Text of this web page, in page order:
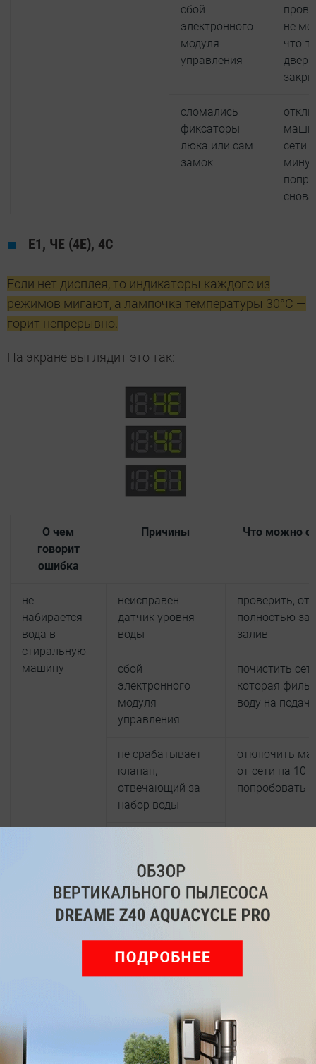
сбой
электронного
модуля
управления
не
что-
сломались
фиксаторы
люка или сам
замок
сети
снова
Е1, ЧЕ (4Е), 4С
Если нет дисплея, то индикаторы каждого из
режимов мигают, а лампочка температуры 30°С —
горит непрерывно.
На экране выглядит это так:
О чем
говорит
ошибка
Причины Что можно
не
набирается
вода в
стиральную
машину
неисправен
датчик уровня
воды
проверить,
полностью
залив
сбой
электронного
модуля
управления
почистить
которая
воду на подаче
не срабатывает
клапан,
отвечающий за
набор воды
отключить
от сети на 10
попробовать
на подачу воды
перекрыта вода
или вовсе
отсутствует
водоснабжение